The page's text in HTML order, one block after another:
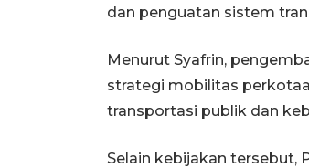
dan penguatan sistem
Menurut Syafrin,
strategi mobilitas
transportasi publik dan
Selain kebijakan tersebut,